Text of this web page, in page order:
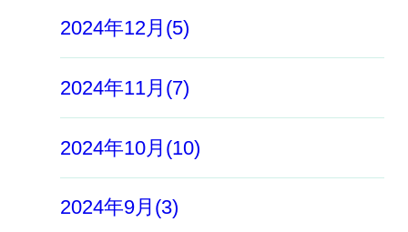
2024年12月(5)
2024年11月(7)
2024年10月(10)
2024年9月(3)